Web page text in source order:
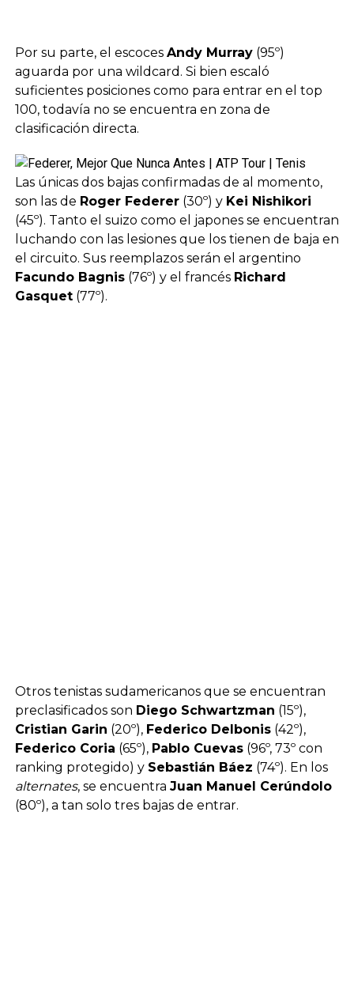
Por su parte, el escoces Andy Murray(95º)
aguarda por una wildcard. Si bien escaló
suficientes posiciones como para entrar en el top
100, todavía no se encuentra en zona de
clasificación directa.
Las únicas dos bajas confirmadas de al momento,
son las de Roger Federer(30º) y Kei Nishikori
(45º). Tanto el suizo como el japones se encuentran
luchando con las lesiones que los tienen de baja en
el circuito. Sus reemplazos serán el argentino
Facundo Bagnis(76º) y el francés Richard
Gasquet(77º).
Otros tenistas sudamericanos que se encuentran
preclasificados son Diego Schwartzman (15º),
Cristian Garin (20º), Federico Delbonis(42º),
Federico Coria (65º), Pablo Cuevas(96º, 73º con
ranking protegido) y Sebastián Báez (74º). En los
alternates, se encuentra Juan Manuel Cerúndolo
(80º), a tan solo tres bajas de entrar.